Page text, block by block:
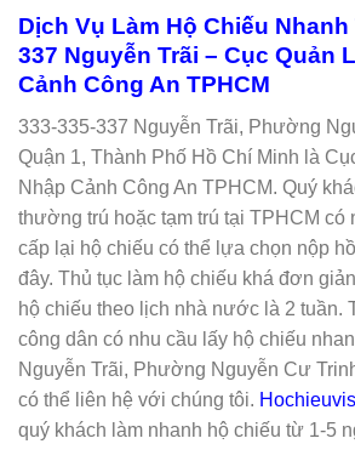
Dịch Vụ Làm Hộ Chiếu Nhanh
337 Nguyễn Trãi – Cục Quản
Cảnh Công An TPHCM
333-335-337 Nguyễn Trãi, Phường
Quận 1, Thành Phố Hồ Chí Minh là
Nhập Cảnh Công An TPHCM. Quý
thường trú hoặc tạm trú tại TPHCM có
cấp lại hộ chiếu có thể lựa chọn nộp
đây. Thủ tục làm hộ chiếu khá đơn
hộ chiếu theo lịch nhà nước là 2 tuần.
công dân có nhu cầu lấy hộ chiếu
Nguyễn Trãi, Phường Nguyễn Cư
có thể liên hệ với chúng tôi.
quý khách làm nhanh hộ chiếu từ 1-5